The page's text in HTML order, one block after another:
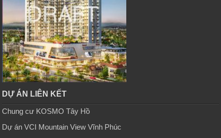
DỰ ÁN LIÊN KẾT
Chung cư KOSMO Tây Hồ
Dự án VCI Mountain View Vĩnh Phúc